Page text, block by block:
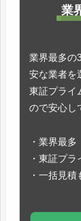
業
業界最多の
安な業者を
東証プライ
ので安心し
・業界最
・東証プ
・一括見